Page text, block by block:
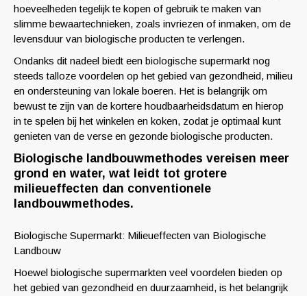
hoeveelheden tegelijk te kopen of gebruik te maken van
slimme bewaartechnieken, zoals invriezen of inmaken, om de
levensduur van biologische producten te verlengen.
Ondanks dit nadeel biedt een biologische supermarkt nog
steeds talloze voordelen op het gebied van gezondheid, milieu
en ondersteuning van lokale boeren. Het is belangrijk om
bewust te zijn van de kortere houdbaarheidsdatum en hierop
in te spelen bij het winkelen en koken, zodat je optimaal kunt
genieten van de verse en gezonde biologische producten.
Biologische landbouwmethodes vereisen meer
grond en water, wat leidt tot grotere
milieueffecten dan conventionele
landbouwmethodes.
Biologische Supermarkt: Milieueffecten van Biologische
Landbouw
Hoewel biologische supermarkten veel voordelen bieden op
het gebied van gezondheid en duurzaamheid, is het belangrijk